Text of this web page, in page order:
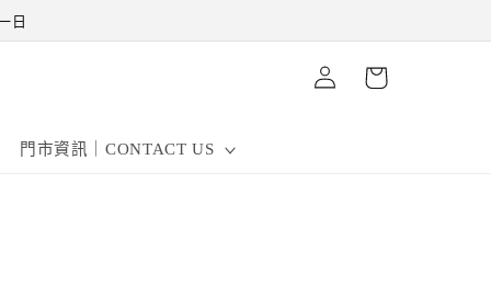
日
門市資訊｜CONTACT US
登
入
物